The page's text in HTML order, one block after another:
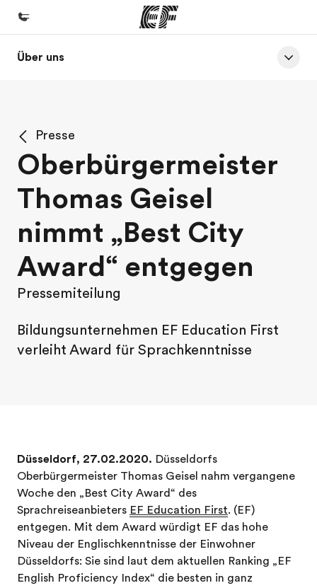
Home
Alle Programme ansehen
Büros
Büros in der Nähe
Über uns
Wer wir sind
Karriere
Werde Teil unseres Teams
Über uns
Presse
Oberbürgermeister
Thomas Geisel
nimmt „Best City
Award“ entgegen
Pressemiteilung
Bildungsunternehmen EF Education First
verleiht Award für Sprachkenntnisse
Düsseldorf, 27.02.2020. Düsseldorfs
Oberbürgermeister Thomas Geisel nahm vergangene
Woche den „Best City Award“ des
Sprachreiseanbieters EF Education First. (EF)
entgegen. Mit dem Award würdigt EF das hohe
Niveau der Englischkenntnisse der Einwohner
Düsseldorfs: Sie sind laut dem aktuellen Ranking „EF
English Proficiency Index“ die besten in ganz